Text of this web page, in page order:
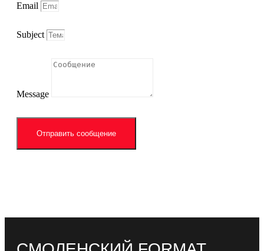
Email
Subject
Message
Отправить сообщение